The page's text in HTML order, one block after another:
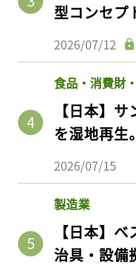
型コンセプ
2026/07/12
食品・消費財
【日本】
を湿地再生
2026/07/15
製造業
【日本】
治具・設備